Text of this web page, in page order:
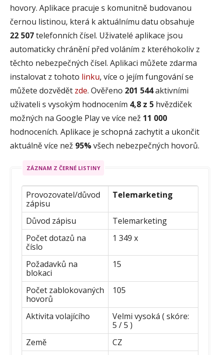
hovory. Aplikace pracuje s komunitně budovanou
černou listinou, která k aktuálnímu datu obsahuje
22 507telefonních čísel. Uživatelé aplikace jsou
automaticky chránění před voláním z kteréhokoliv z
těchto nebezpečných čísel. Aplikaci můžete zdarma
instalovat z tohoto linku, více o jejím fungování se
můžete dozvědět zde. Ověřeno 201 544aktivními
uživateli s vysokým hodnocením 4,8 z 5 hvězdiček
možných na Google Play ve více než 11 000
hodnoceních. Aplikace je schopná zachytit a ukončit
aktuálně více než 95%všech nebezpečných hovorů.
ZÁZNAM Z ČERNÉ LISTINY
Provozovatel/důvod
zápisu
Telemarketing
Důvod zápisu
Telemarketing
Počet dotazů na
číslo
1 349 x
Požadavků na
blokaci
15
Počet zablokovaných
hovorů
105
Aktivita volajícího
Velmi vysoká ( skóre:
5 / 5 )
Země
CZ